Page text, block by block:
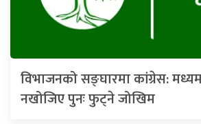
विभाजनको सङ्घारमा कांग्रेस:
नखोजिए पुनः फुट्ने जोखिम